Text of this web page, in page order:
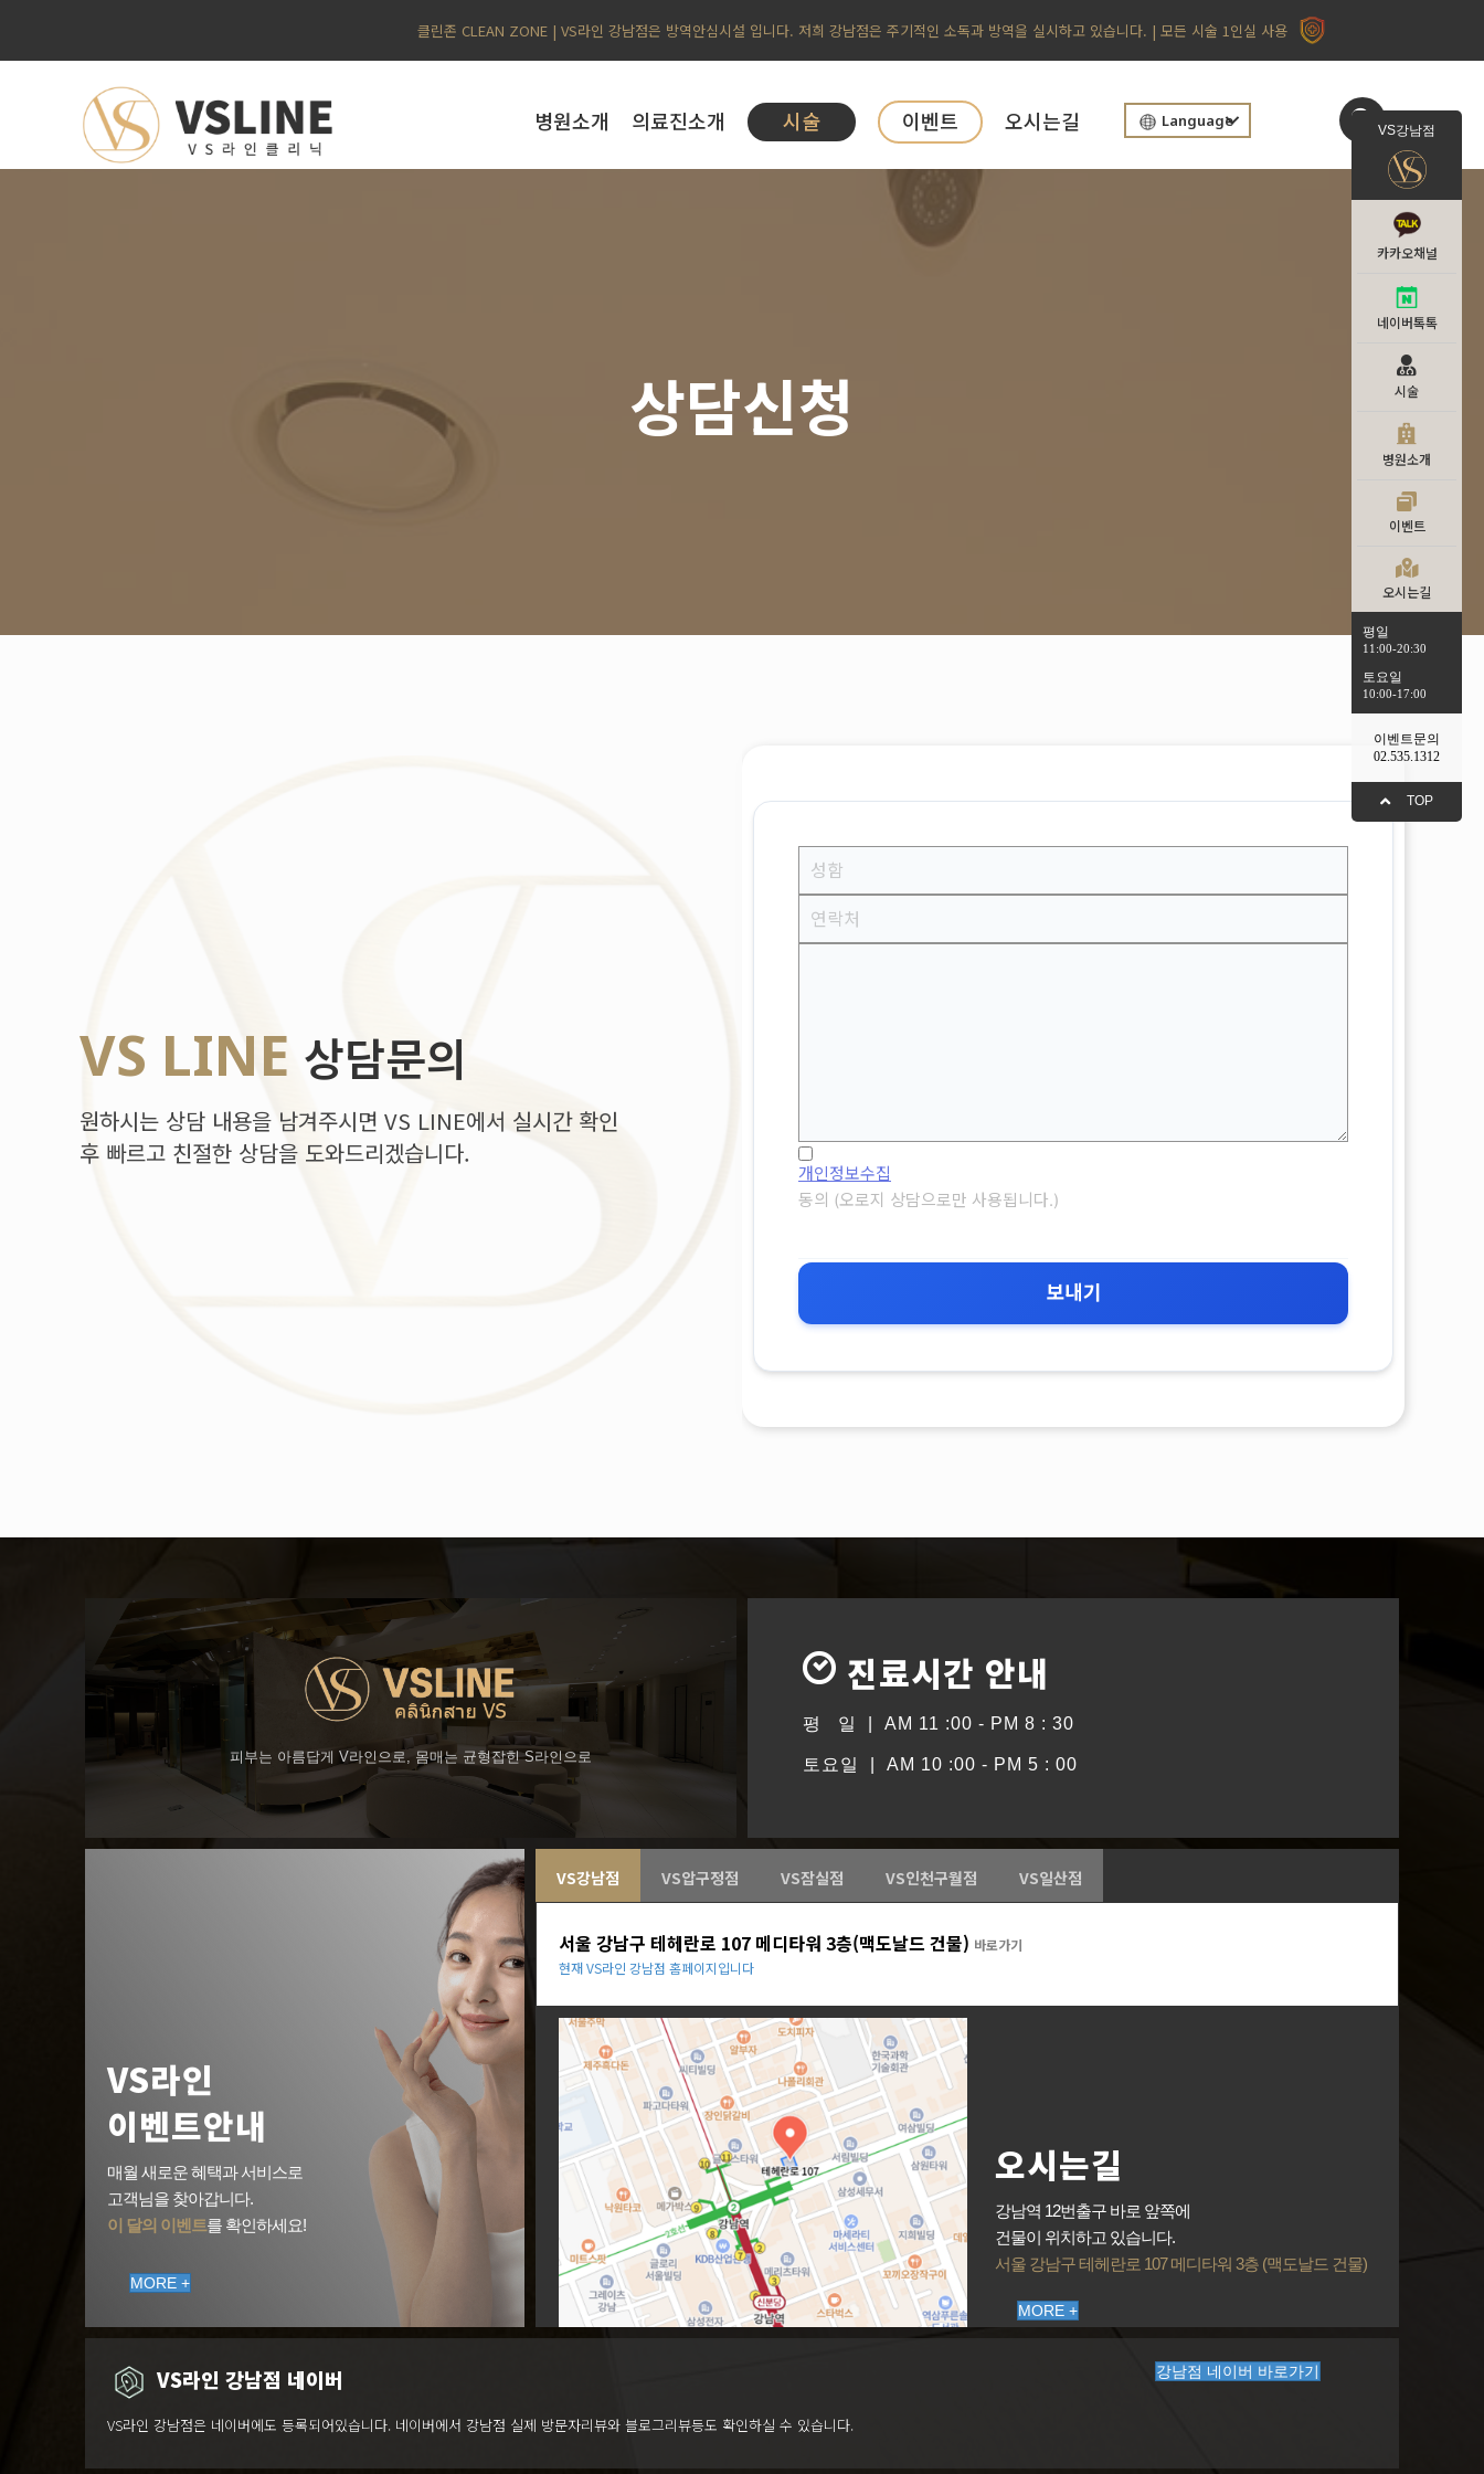
클린존 CLEAN ZONE | VS라인 강남점은 방역안심시설 입니다. 저희 강남점은 주기적인 소독과 방역을 실시하고 있습니다. | 모든 시술 1인실 사용
병원소개 의료진소개 시술 이벤트 오시는길 Language
상담신청
VS LINE 상담문의
원하시는 상담 내용을 남겨주시면 VS LINE에서 실시간 확인
후 빠르고 친절한 상담을 도와드리겠습니다.
개인정보수집
동의 (오로지 상담으로만 사용됩니다.)
보내기
VS강남점
카카오채널
네이버톡톡
시술
병원소개
이벤트
오시는길
평일
11:00-20:30
토요일
10:00-17:00
이벤트문의
02.535.1312
TOP
피부는 아름답게 V라인으로, 몸매는 균형잡힌 S라인으로
진료시간 안내
평 일 | AM 11 :00 - PM 8 : 30
토요일 | AM 10 :00 - PM 5 : 00
VS라인
이벤트안내
매월 새로운 혜택과 서비스로
고객님을 찾아갑니다.
이 달의 이벤트를 확인하세요!
MORE +
VS강남점 VS압구정점 VS잠실점 VS인천구월점 VS일산점
서울 강남구 테헤란로 107 메디타워 3층(맥도날드 건물) 바로가기
현재 VS라인 강남점 홈페이지입니다
오시는길
강남역 12번출구 바로 앞쪽에
건물이 위치하고 있습니다.
서울 강남구 테헤란로 107 메디타워 3층 (맥도날드 건물)
MORE +
VS라인 강남점 네이버
VS라인 강남점은 네이버에도 등록되어있습니다. 네이버에서 강남점 실제 방문자리뷰와 블로그리뷰등도 확인하실 수 있습니다.
강남점 네이버 바로가기